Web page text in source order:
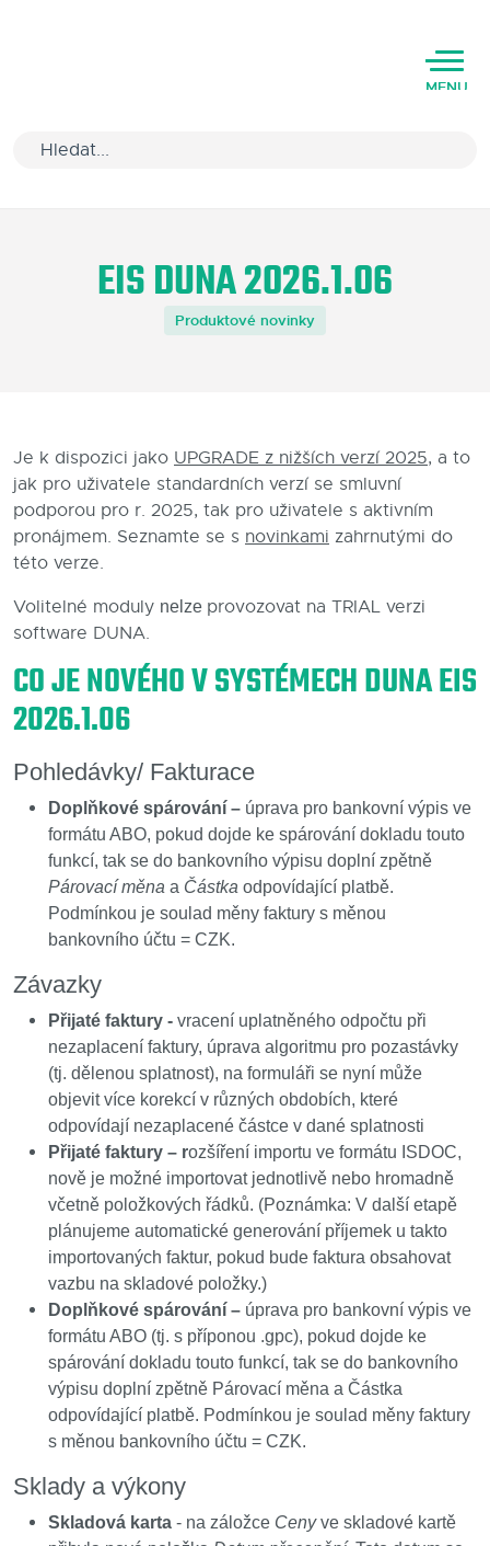
MENU
Varianty software
Školení
Partneři
Blog
EIS DUNA 2026.1.06
Produktové novinky
Je k dispozici jako UPGRADE z nižších verzí 2025, a to
jak pro uživatele standardních verzí se smluvní
podporou pro r. 2025, tak pro uživatele s aktivním
pronájmem. Seznamte se s novinkami zahrnutými do
této verze.
Volitelné moduly nelze provozovat na TRIAL verzi
software DUNA.
CO JE NOVÉHO V SYSTÉMECH DUNA EIS
2026.1.06
Pohledávky/ Fakturace
Doplňkové spárování – úprava pro bankovní výpis ve
formátu ABO, pokud dojde ke spárování dokladu touto
funkcí, tak se do bankovního výpisu doplní zpětně
Párovací měna a Částka odpovídající platbě.
Podmínkou je soulad měny faktury s měnou
bankovního účtu = CZK.
Závazky
Přijaté faktury - vracení uplatněného odpočtu při
nezaplacení faktury, úprava algoritmu pro pozastávky
(tj. dělenou splatnost), na formuláři se nyní může
objevit více korekcí v různých obdobích, které
odpovídají nezaplacené částce v dané splatnosti
Přijaté faktury – rozšíření importu ve formátu ISDOC,
nově je možné importovat jednotlivě nebo hromadně
včetně položkových řádků. (Poznámka: V další etapě
plánujeme automatické generování příjemek u takto
importovaných faktur, pokud bude faktura obsahovat
vazbu na skladové položky.)
Doplňkové spárování – úprava pro bankovní výpis ve
formátu ABO (tj. s příponou .gpc), pokud dojde ke
spárování dokladu touto funkcí, tak se do bankovního
výpisu doplní zpětně Párovací měna a Částka
odpovídající platbě. Podmínkou je soulad měny faktury
s měnou bankovního účtu = CZK.
Sklady a výkony
Skladová karta - na záložce Cenyve skladové kartě